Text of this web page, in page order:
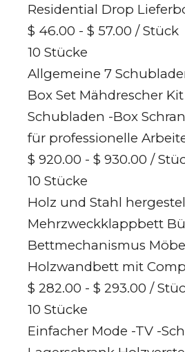
Residential Drop
$ 46.00 - $ 57.00 / Stück
10 Stücke
Allgemeine 7
Box Set Mähdrescher
Schubladen -Box
für professionelle
$ 920.00 - $ 930.00 /
10 Stücke
Holz und Stahl
Mehrzweckklappbett
Bettmechanismus
Holzwandbett mit
$ 282.00 - $ 293.00 /
10 Stücke
Einfacher Mode -TV -